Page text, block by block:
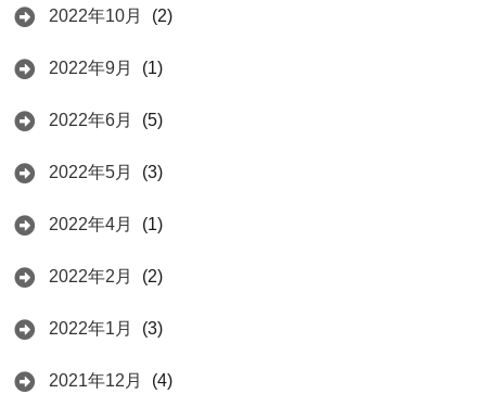
2022年10月 (2)
2022年9月 (1)
2022年6月 (5)
2022年5月 (3)
2022年4月 (1)
2022年2月 (2)
2022年1月 (3)
2021年12月 (4)